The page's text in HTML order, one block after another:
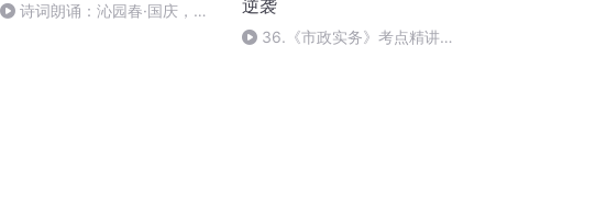
诗词朗诵：沁园春·国庆，朗
逆袭
36.《市政实务》考点精讲第